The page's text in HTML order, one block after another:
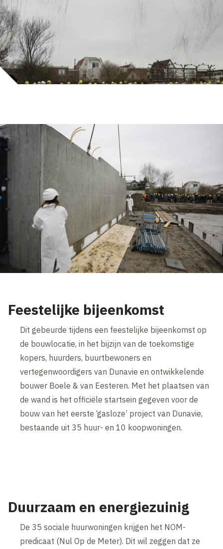
Feestelijke bijeenkomst
Dit gebeurde tijdens een feestelijke bijeenkomst op
de bouwlocatie, in het bijzijn van de toekomstige
kopers, huurders, buurtbewoners en
vertegenwoordigers van Dunavie en ontwikkelende
bouwer Boele & van Eesteren. Met het plaatsen van
de wand is het officiële startsein gegeven voor de
bouw van het eerste ‘gasloze’ project van Dunavie,
bestaande uit 35 huur- en 10 koopwoningen.
Duurzaam en energiezuinig
De 35 sociale huurwoningen krijgen het NOM-
predicaat (Nul Op de Meter). Dit wil zeggen dat ze